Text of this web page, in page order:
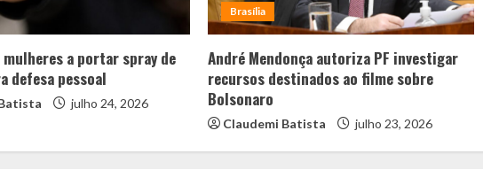
a portar spray de
defesa pessoal
julho 24, 2026
Brasília
André Mendonça autoriza PF investigar
recursos destinados ao filme sobre
Bolsonaro
Claudemi Batista julho 23, 2026